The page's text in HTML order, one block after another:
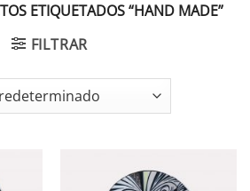
ETIQUETADOS “HAND MADE”
FILTRAR